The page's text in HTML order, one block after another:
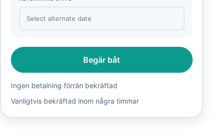
Begär båt
Ingen betalning förrän bekräftad
Vanligtvis bekräftad inom några timmar